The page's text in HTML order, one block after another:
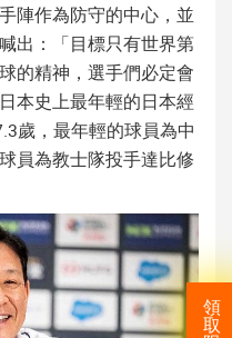
領
取
陣作為防守的中心，並
出：「目標只有世界第
的精神，選手們必定會
本史上最年輕的日本經
歲，最年輕的球員為中
員為教士隊投手達比修